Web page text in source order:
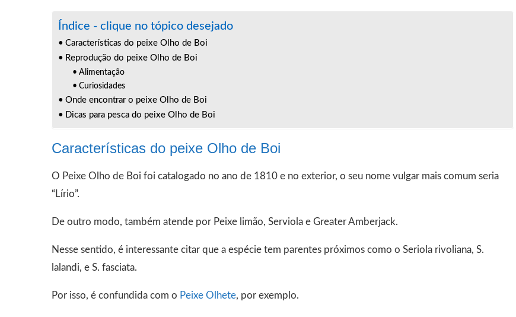
Índice - clique no tópico desejado
Características do peixe Olho de Boi
Reprodução do peixe Olho de Boi
Alimentação
Curiosidades
Onde encontrar o peixe Olho de Boi
Dicas para pesca do peixe Olho de Boi
Características do peixe Olho de Boi
O Peixe Olho de Boi foi catalogado no ano de 1810 e no exterior, o seu nome vulgar mais comum seria
“Lírio”.
De outro modo, também atende por Peixe limão, Serviola e Greater Amberjack.
Nesse sentido, é interessante citar que a espécie tem parentes próximos como o Seriola rivoliana, S.
lalandi, e S. fasciata.
Por isso, é confundida com o Peixe Olhete, por exemplo.